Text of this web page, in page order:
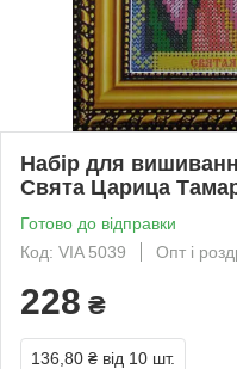
Набір для
Свята Царица
Готово до відправки
Код: VIA 5039
Опт і
228 ₴
136,80 ₴ від 10 шт.